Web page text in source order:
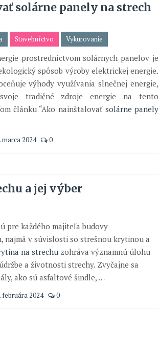
solárne panely na strech
Stavebníctvo Vykurovanie
prostredníctvom solárnych panelov je
spôsob výroby elektrickej energie.
výhody využívania slnečnej energie,
tradičné zdroje energie na tento
článku “Ako nainštalovať solárne panely
marca 2024 0
a jej výber
pre každého majiteľa budovy
najmä v súvislosti so strešnou krytinou a
na strechu zohráva významnú úlohu
a životnosti strechy. Zvyčajne sa
ako sú asfaltové šindle, …
februára 2024 0